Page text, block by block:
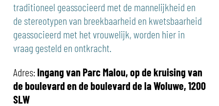
traditioneel geassocieerd met de mannelijkheid en
de stereotypen van breekbaarheid en kwetsbaarheid
geassocieerd met het vrouwelijk, worden hier in
vraag gesteld en ontkracht.
Adres:Ingang van Parc Malou, op de kruising van
de boulevard en de boulevard de la Woluwe, 1200
SLW